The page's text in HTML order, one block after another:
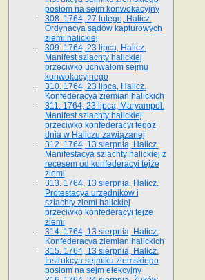
posłom na sejm konwokacyjny
308. 1764, 27 lutego, Halicz.
Ordynacya sądów kapturowych
ziemi halickiej
309. 1764, 23 lipca, Halicz.
Manifest szlachty halickiej
przeciwko uchwałom sejmu
konwokacyjnego
310. 1764, 23 lipca, Halicz.
Konfederacya ziemian halickich
311. 1764, 23 lipca, Maryampol.
Manifest szlachty halickiej
przeciwko konfederacyi tegoż
dnia w Haliczu zawiązanej
312. 1764, 13 sierpnia, Halicz.
Manifestacya szlachty halickiej z
recesem od konfederacyi tejże
ziemi
313. 1764, 13 sierpnia, Halicz.
Protestacya urzędników i
szlachty ziemi halickiej
przeciwko konfederacyi tejże
ziemi
314. 1764, 13 sierpnia, Halicz.
Konfederacya ziemian halickich
315. 1764, 13 sierpnia, Halicz.
Instrukcya sejmiku ziemskiego
posłom na sejm elekcyjny